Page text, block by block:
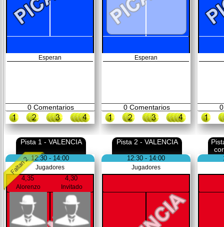
Esperan
0Comentarios
Esperan
0Comentarios 0
Pista 1 - VALENCIA
12:30 - 14:00
Jugadores
4,35
Alorenzo
4,30
Invitado
Pista 2 - VALENCIA
12:30 - 14:00
Jugadores